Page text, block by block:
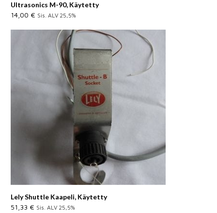
Ultrasonics M-90, Käytetty
14,00 € Sis. ALV 25,5%
Lely Shuttle Kaapeli, Käytetty
51,33 € Sis. ALV 25,5%